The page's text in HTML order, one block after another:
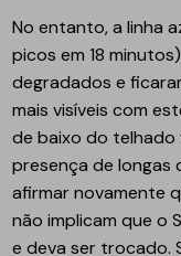
No entanto, a linha
picos em 18
degradados e
mais visíveis com
de baixo do telhado
presença de longas
afirmar novamente
não implicam que o
e deva ser trocado.